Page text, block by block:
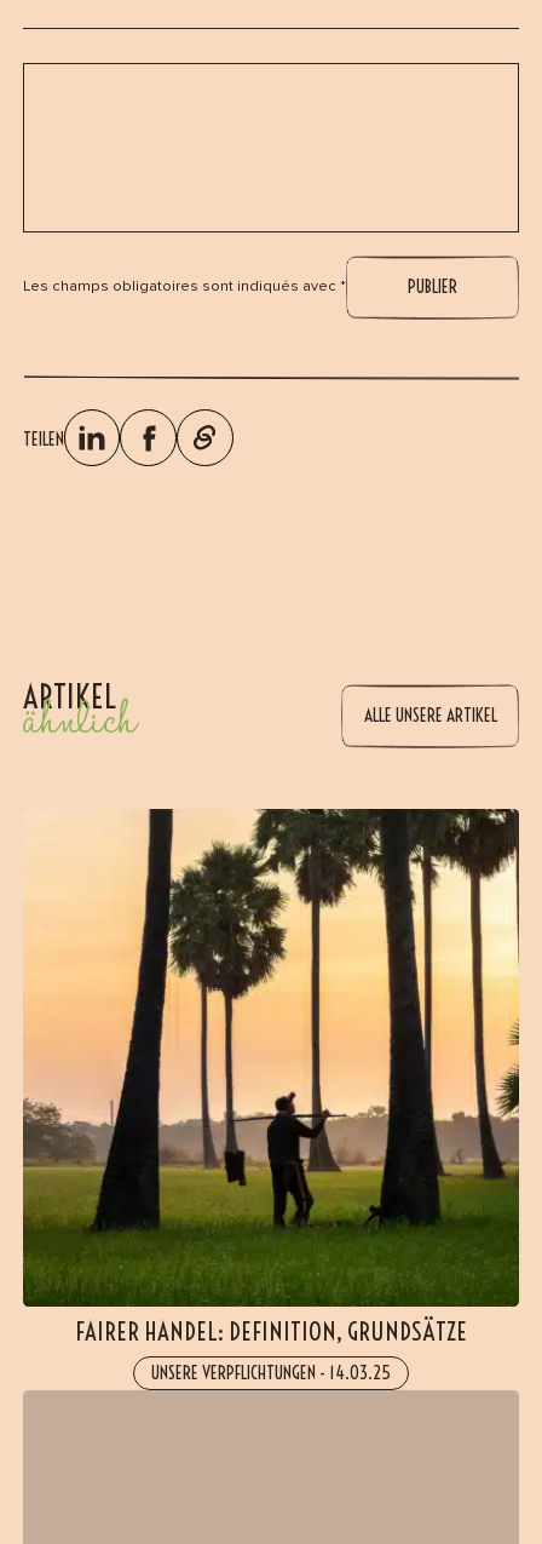
Les champs obligatoires sont indiqués avec *
TEILEN
ARTIKEL
ähnlich ALLE UNSERE ARTIKEL
FAIRER HANDEL: DEFINITION, GRUNDSÄTZE
UNSERE VERPFLICHTUNGEN - 14.03.25